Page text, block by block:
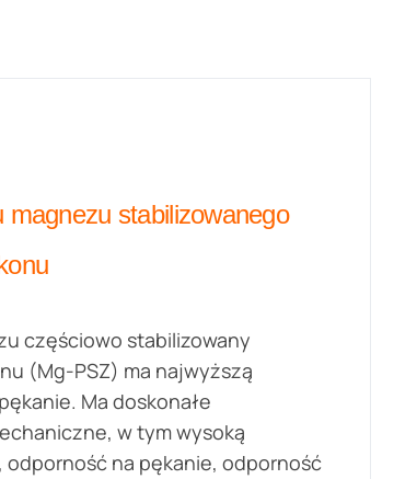
magnezu stabilizowanego
częściowo stabilizowany
(Mg-PSZ) ma najwyższą
Ma doskonałe
w tym wysoką
odporność na pękanie, odporność